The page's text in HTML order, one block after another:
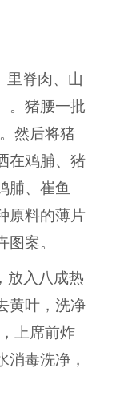
脊肉、山
。猪腰一批
然后将猪
在鸡脯、猪
脯、崔鱼
原料的薄片
案。
放入八成热
黄叶，洗净
上席前炸
消毒洗净，